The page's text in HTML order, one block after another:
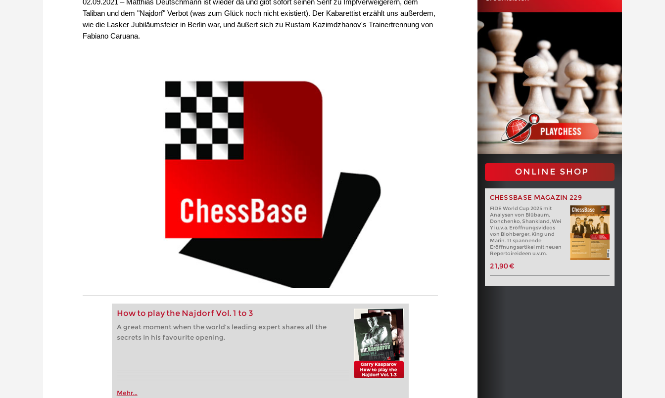
Taliban und dem "Najdorf" Verbot (was zum Glück noch nicht existiert). Der Kabarettist erzählt uns außerdem,
wie die Lasker Jubiläumsfeier in Berlin war, und äußert sich zu Rustam Kazimdzhanov's Trainertrennung von
Fabiano Caruana.
How to play the Najdorf Vol. 1 to 3
A great moment when the world‘s leading expert shares all the
secrets in his favourite opening.
Mehr...
ONLINE SHOP
CHESSBASE MAGAZIN 229
FIDE World Cup 2025 mit
Analysen von Blübaum,
Donchenko, Shankland, Wei
Yi u.v.a. Eröffnungsvideos
von Blohberger, King und
Marin. 11 spannende
Eröffnungsartikel mit neuen
Repertoireideen u.v.m.
21,90 €